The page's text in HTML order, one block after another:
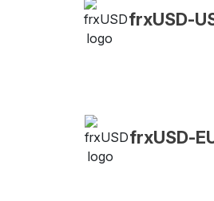
frxUSD-
frxUSD-